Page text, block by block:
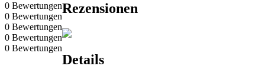
0 Bewertungen
0 Bewertungen
0 Bewertungen
0 Bewertungen
0 Bewertungen
Rezensionen
Details